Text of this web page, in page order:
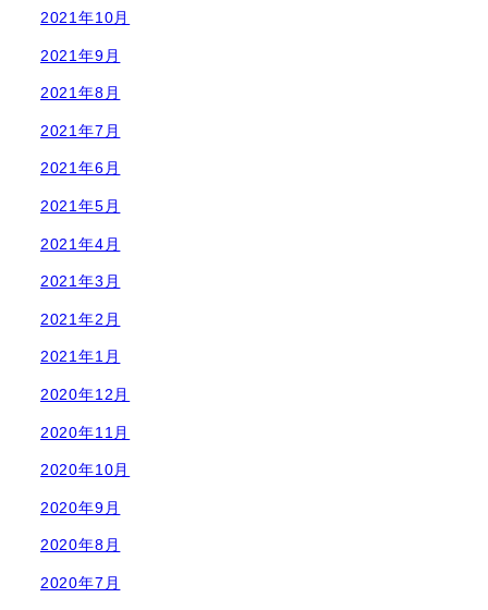
2021年10月
2021年9月
2021年8月
2021年7月
2021年6月
2021年5月
2021年4月
2021年3月
2021年2月
2021年1月
2020年12月
2020年11月
2020年10月
2020年9月
2020年8月
2020年7月